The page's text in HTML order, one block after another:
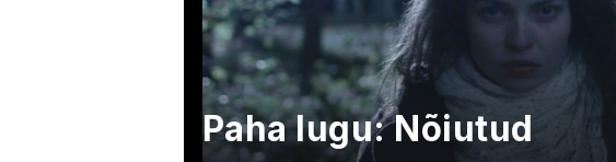
Paha lugu: Nõiutud